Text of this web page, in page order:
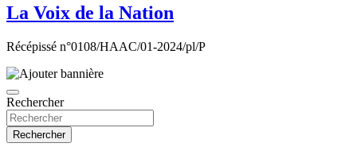
La Voix de la Nation
Récépissé n°0108/HAAC/01-2024/pl/P
Rechercher
Rechercher